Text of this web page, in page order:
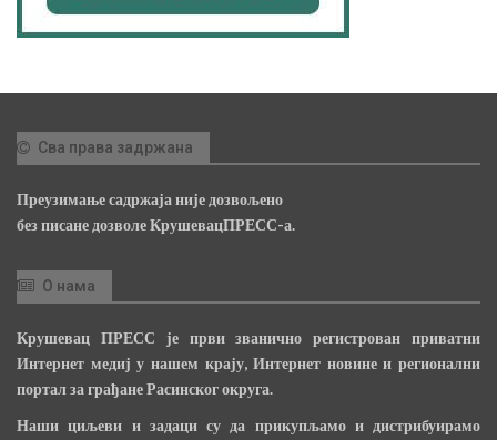
Сва права задржана
Преузимање садржаја није дозвољено
без писане дозволе КрушевацПРЕСС-а.
О нама
Крушевац ПРЕСС је први званично регистрован приватни
Интернет медиј у нашем крају, Интернет новине и регионални
портал за грађане Расинског округа.
Наши циљеви и задаци су да прикупљамо и дистрибуирамо